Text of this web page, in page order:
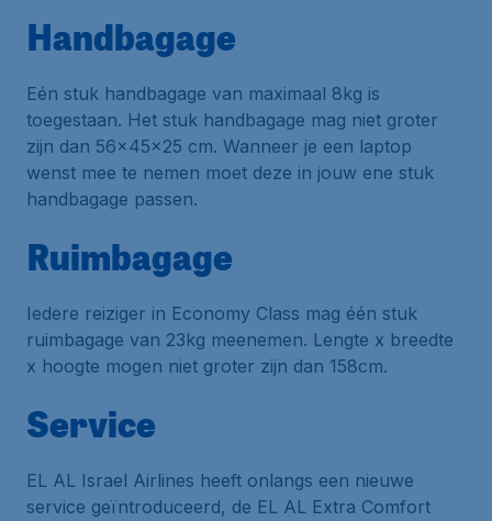
Handbagage
Eén stuk handbagage van maximaal 8kg is
toegestaan. Het stuk handbagage mag niet groter
zijn dan 56x45x25 cm. Wanneer je een laptop
wenst mee te nemen moet deze in jouw ene stuk
handbagage passen.
Ruimbagage
Iedere reiziger in Economy Class mag één stuk
ruimbagage van 23kg meenemen. Lengte x breedte
x hoogte mogen niet groter zijn dan 158cm.
Service
EL AL Israel Airlines heeft onlangs een nieuwe
service geïntroduceerd, de EL AL Extra Comfort